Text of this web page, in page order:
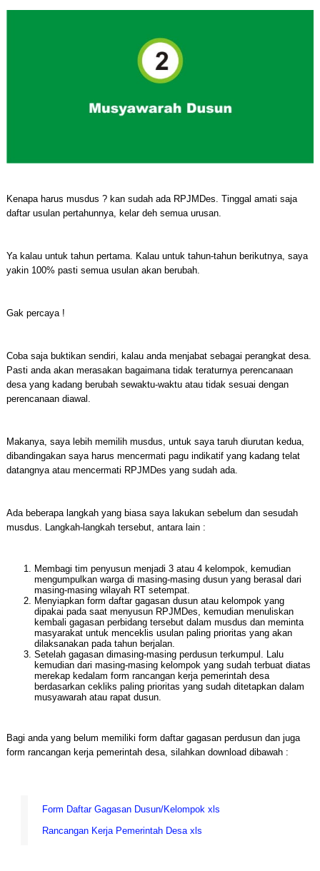
Kenapa harus musdus ? kan sudah ada RPJMDes. Tinggal amati saja
daftar usulan pertahunnya, kelar deh semua urusan.
Ya kalau untuk tahun pertama. Kalau untuk tahun-tahun berikutnya, saya
yakin 100% pasti semua usulan akan berubah.
Gak percaya !
Coba saja buktikan sendiri, kalau anda menjabat sebagai perangkat desa.
Pasti anda akan merasakan bagaimana tidak teraturnya perencanaan
desa yang kadang berubah sewaktu-waktu atau tidak sesuai dengan
perencanaan diawal.
Makanya, saya lebih memilih musdus, untuk saya taruh diurutan kedua,
dibandingakan saya harus mencermati pagu indikatif yang kadang telat
datangnya atau mencermati RPJMDes yang sudah ada.
Ada beberapa langkah yang biasa saya lakukan sebelum dan sesudah
musdus. Langkah-langkah tersebut, antara lain :
Membagi tim penyusun menjadi 3 atau 4 kelompok, kemudian
mengumpulkan warga di masing-masing dusun yang berasal dari
masing-masing wilayah RT setempat.
Menyiapkan form daftar gagasan dusun atau kelompok yang
dipakai pada saat menyusun RPJMDes, kemudian menuliskan
kembali gagasan perbidang tersebut dalam musdus dan meminta
masyarakat untuk menceklis usulan paling prioritas yang akan
dilaksanakan pada tahun berjalan.
Setelah gagasan dimasing-masing perdusun terkumpul. Lalu
kemudian dari masing-masing kelompok yang sudah terbuat diatas
merekap kedalam form rancangan kerja pemerintah desa
berdasarkan cekliks paling prioritas yang sudah ditetapkan dalam
musyawarah atau rapat dusun.
Bagi anda yang belum memiliki form daftar gagasan perdusun dan juga
form rancangan kerja pemerintah desa, silahkan download dibawah :
Form Daftar Gagasan Dusun/Kelompok xls
Rancangan Kerja Pemerintah Desa xls